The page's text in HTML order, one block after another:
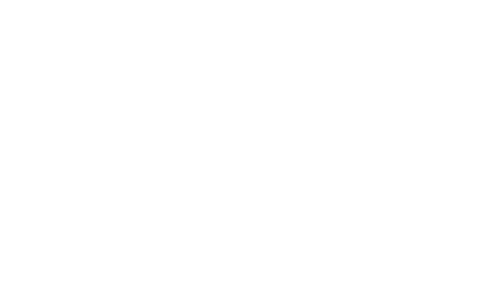
в любых объёмах и под любые цели. Поможет с
"Мидгард" подберу комплекс материалов,